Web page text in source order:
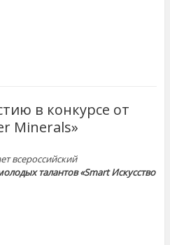
в конкурсе от
Minerals»
всероссийский
талантов «Smart Искусство